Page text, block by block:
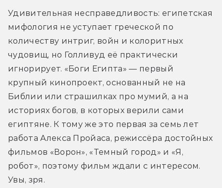
Удивительная несправедливость: египетская
мифология не уступает греческой по
количеству интриг, войн и колоритных
чудовищ, но Голливуд её практически
игнорирует. «Боги Египта» — первый
крупный кинопроект, основанный не на
Библии или страшилках про мумий, а на
историях богов, в которых верили сами
египтяне. К тому же это первая за семь лет
работа Алекса Пройаса, режиссёра достойных
фильмов «Ворон», «Темный город» и «Я,
робот», поэтому фильм ждали с интересом.
Увы, зря.